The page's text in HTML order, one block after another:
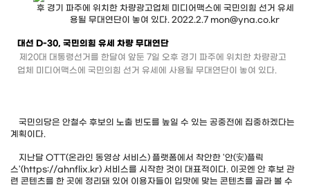
대선 D-30, 국민의힘 유세 차량 무대연단
제20대 대통령선거를 한달여 앞둔 7일 오후 경기 파주에 위치한 차량광고
업체 미디어맥스에 국민의힘 선거 유세에 사용될 무대연단이 놓여 있다.
국민의당은 안철수 후보의 노출 빈도를 높일 수 있는 공중전에 집중하겠다는
계획이다.
지난달 OTT(온라인 동영상 서비스) 플랫폼에서 착안한 '안(安)플릭
스'(https://ahnflix.kr) 서비스를 시작한 것이 대표적이다. 이곳엔 안 후보 관
련 콘텐츠를 한 곳에 정리돼 있어 이용자들이 입맛에 맞는 콘텐츠를 골라 볼 수